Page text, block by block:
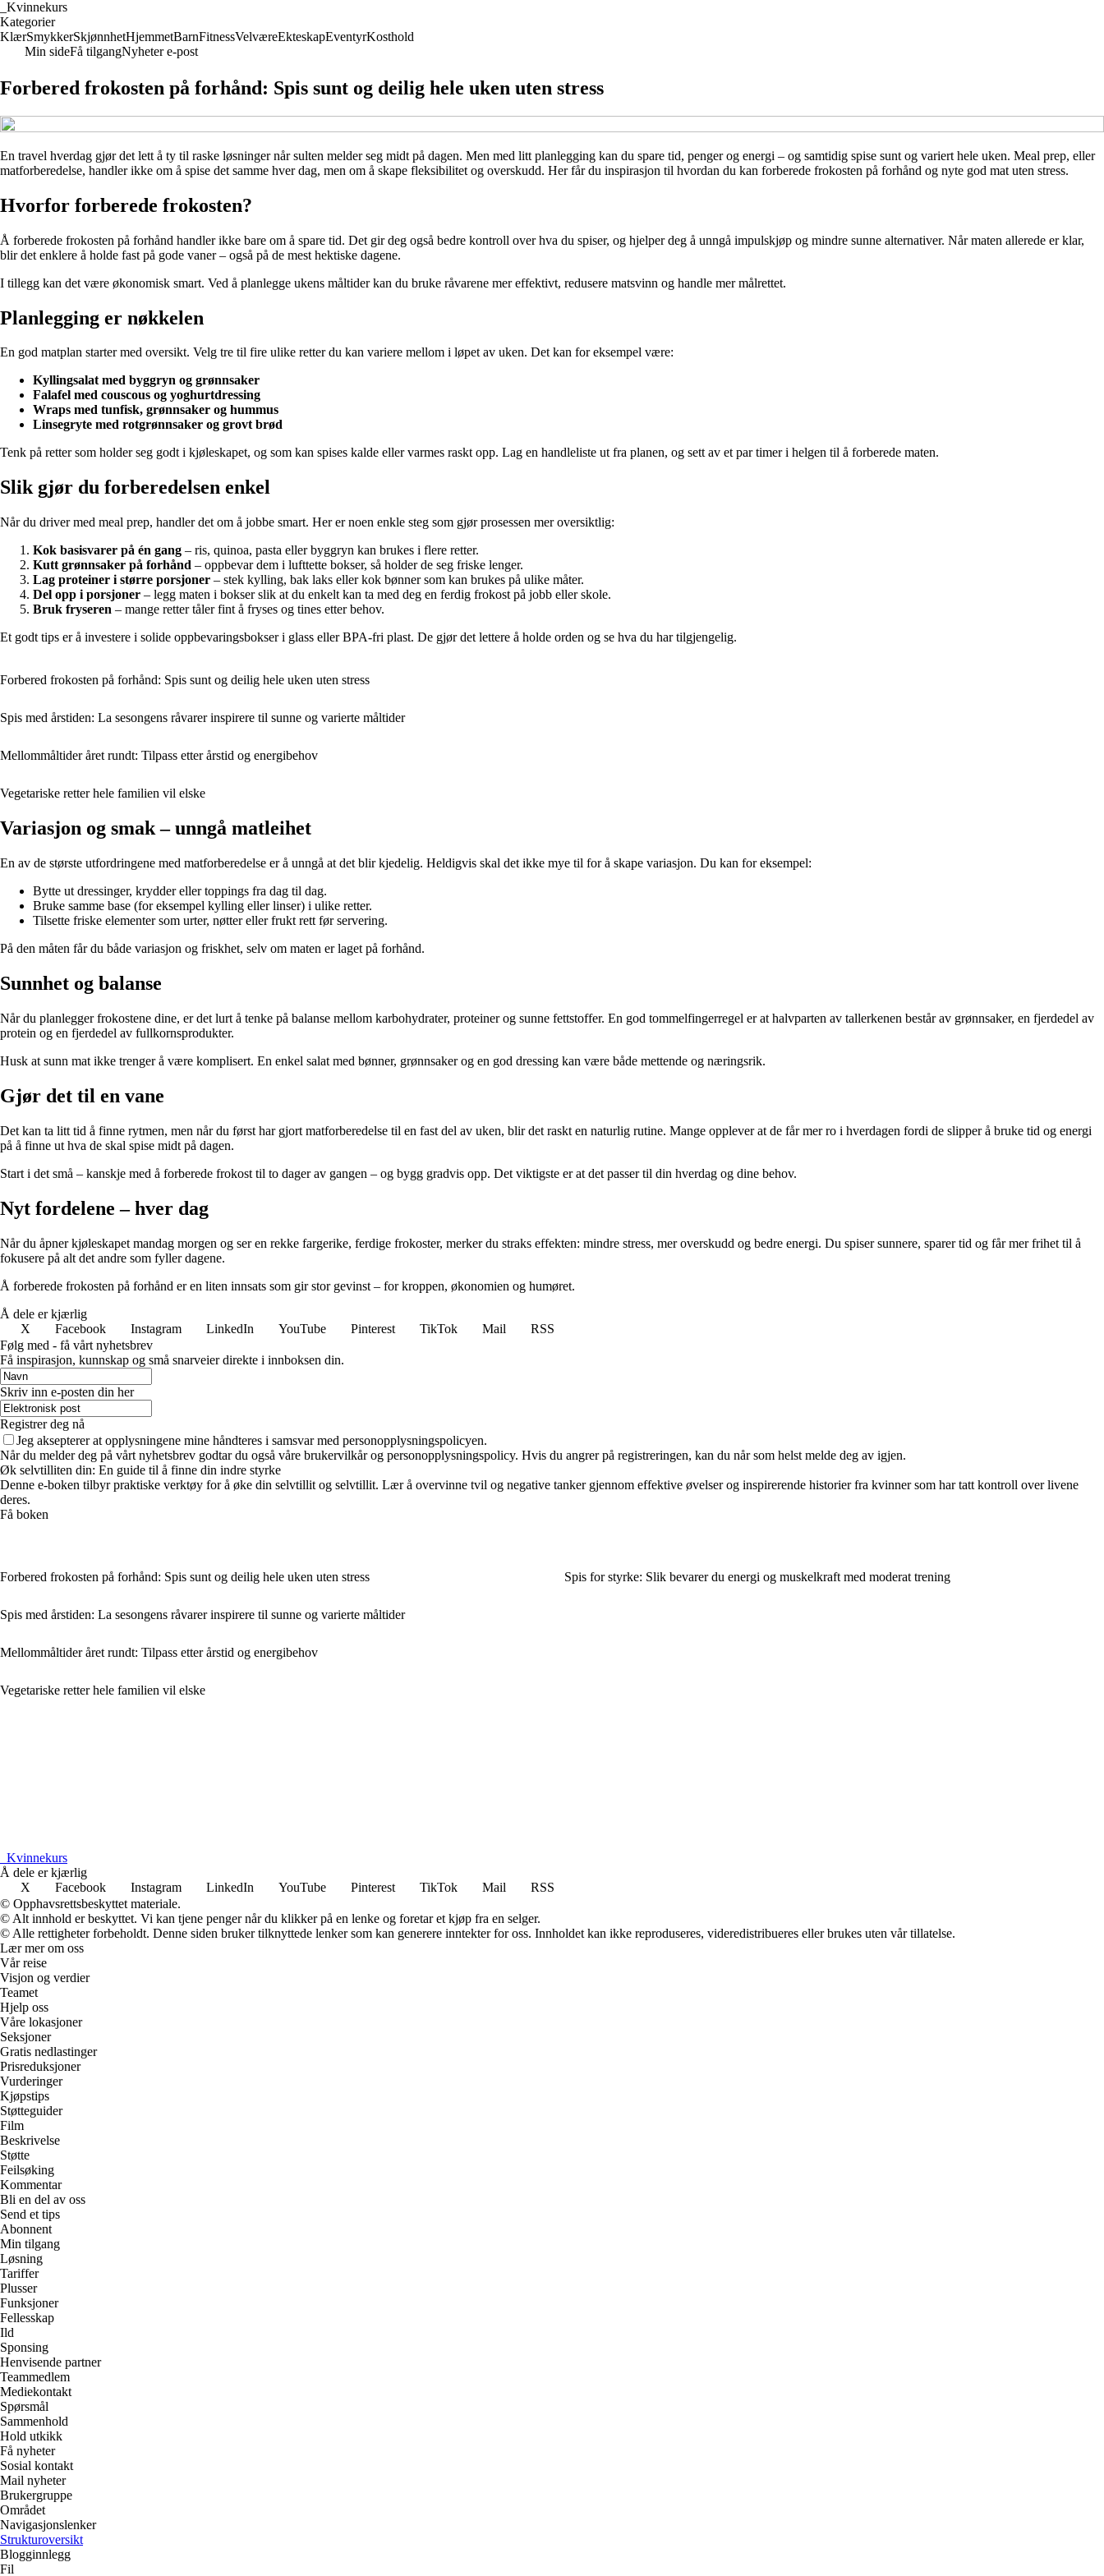
Kvinnekurs
Kategorier
KlærSmykkerSkjønnhetHjemmetBarnFitnessVelværeEkteskapEventyrKosthold
Min sideFå tilgangNyheter e-post
Forbered frokosten på forhånd: Spis sunt og deilig hele uken uten stress
En travel hverdag gjør det lett å ty til raske løsninger når sulten melder seg midt på dagen. Men med litt planlegging kan du spare tid, penger og energi – og samtidig spise sunt og variert hele uken. Meal prep, eller
matforberedelse, handler ikke om å spise det samme hver dag, men om å skape fleksibilitet og overskudd. Her får du inspirasjon til hvordan du kan forberede frokosten på forhånd og nyte god mat uten stress.
Hvorfor forberede frokosten?
Å forberede frokosten på forhånd handler ikke bare om å spare tid. Det gir deg også bedre kontroll over hva du spiser, og hjelper deg å unngå impulskjøp og mindre sunne alternativer. Når maten allerede er klar,
blir det enklere å holde fast på gode vaner – også på de mest hektiske dagene.
I tillegg kan det være økonomisk smart. Ved å planlegge ukens måltider kan du bruke råvarene mer effektivt, redusere matsvinn og handle mer målrettet.
Planlegging er nøkkelen
En god matplan starter med oversikt. Velg tre til fire ulike retter du kan variere mellom i løpet av uken. Det kan for eksempel være:
Kyllingsalat med byggryn og grønnsaker
Falafel med couscous og yoghurtdressing
Wraps med tunfisk, grønnsaker og hummus
Linsegryte med rotgrønnsaker og grovt brød
Tenk på retter som holder seg godt i kjøleskapet, og som kan spises kalde eller varmes raskt opp. Lag en handleliste ut fra planen, og sett av et par timer i helgen til å forberede maten.
Slik gjør du forberedelsen enkel
Når du driver med meal prep, handler det om å jobbe smart. Her er noen enkle steg som gjør prosessen mer oversiktlig:
Kok basisvarer på én gang – ris, quinoa, pasta eller byggryn kan brukes i flere retter.
Kutt grønnsaker på forhånd – oppbevar dem i lufttette bokser, så holder de seg friske lenger.
Lag proteiner i større porsjoner – stek kylling, bak laks eller kok bønner som kan brukes på ulike måter.
Del opp i porsjoner – legg maten i bokser slik at du enkelt kan ta med deg en ferdig frokost på jobb eller skole.
Bruk fryseren – mange retter tåler fint å fryses og tines etter behov.
Et godt tips er å investere i solide oppbevaringsbokser i glass eller BPA-fri plast. De gjør det lettere å holde orden og se hva du har tilgjengelig.
Forbered frokosten på forhånd: Spis sunt og deilig hele uken uten stress
Spis med årstiden: La sesongens råvarer inspirere til sunne og varierte måltider
Mellommåltider året rundt: Tilpass etter årstid og energibehov
Vegetariske retter hele familien vil elske
Variasjon og smak – unngå matleihet
En av de største utfordringene med matforberedelse er å unngå at det blir kjedelig. Heldigvis skal det ikke mye til for å skape variasjon. Du kan for eksempel:
Bytte ut dressinger, krydder eller toppings fra dag til dag.
Bruke samme base (for eksempel kylling eller linser) i ulike retter.
Tilsette friske elementer som urter, nøtter eller frukt rett før servering.
På den måten får du både variasjon og friskhet, selv om maten er laget på forhånd.
Sunnhet og balanse
Når du planlegger frokostene dine, er det lurt å tenke på balanse mellom karbohydrater, proteiner og sunne fettstoffer. En god tommelfingerregel er at halvparten av tallerkenen består av grønnsaker, en fjerdedel av
protein og en fjerdedel av fullkornsprodukter.
Husk at sunn mat ikke trenger å være komplisert. En enkel salat med bønner, grønnsaker og en god dressing kan være både mettende og næringsrik.
Gjør det til en vane
Det kan ta litt tid å finne rytmen, men når du først har gjort matforberedelse til en fast del av uken, blir det raskt en naturlig rutine. Mange opplever at de får mer ro i hverdagen fordi de slipper å bruke tid og energi
på å finne ut hva de skal spise midt på dagen.
Start i det små – kanskje med å forberede frokost til to dager av gangen – og bygg gradvis opp. Det viktigste er at det passer til din hverdag og dine behov.
Nyt fordelene – hver dag
Når du åpner kjøleskapet mandag morgen og ser en rekke fargerike, ferdige frokoster, merker du straks effekten: mindre stress, mer overskudd og bedre energi. Du spiser sunnere, sparer tid og får mer frihet til å
fokusere på alt det andre som fyller dagene.
Å forberede frokosten på forhånd er en liten innsats som gir stor gevinst – for kroppen, økonomien og humøret.
Å dele er kjærlig
X
Facebook Instagram LinkedIn YouTube Pinterest TikTok Mail
RSS
Følg med - få vårt nyhetsbrev
Få inspirasjon, kunnskap og små snarveier direkte i innboksen din.
Skriv inn e-posten din her
Registrer deg nå
Jeg aksepterer at opplysningene mine håndteres i samsvar med personopplysningspolicyen.
Når du melder deg på vårt nyhetsbrev godtar du også våre brukervilkår og personopplysningspolicy. Hvis du angrer på registreringen, kan du når som helst melde deg av igjen.
Øk selvtilliten din: En guide til å finne din indre styrke
Denne e-boken tilbyr praktiske verktøy for å øke din selvtillit og selvtillit. Lær å overvinne tvil og negative tanker gjennom effektive øvelser og inspirerende historier fra kvinner som har tatt kontroll over livene
deres.
Få boken
Forbered frokosten på forhånd: Spis sunt og deilig hele uken uten stress
Spis med årstiden: La sesongens råvarer inspirere til sunne og varierte måltider
Mellommåltider året rundt: Tilpass etter årstid og energibehov
Vegetariske retter hele familien vil elske
Spis for styrke: Slik bevarer du energi og muskelkraft med moderat trening
Kvinnekurs
Å dele er kjærlig
X
Facebook Instagram LinkedIn YouTube Pinterest TikTok Mail
RSS
© Opphavsrettsbeskyttet materiale.
© Alt innhold er beskyttet. Vi kan tjene penger når du klikker på en lenke og foretar et kjøp fra en selger.
© Alle rettigheter forbeholdt. Denne siden bruker tilknyttede lenker som kan generere inntekter for oss. Innholdet kan ikke reproduseres, videredistribueres eller brukes uten vår tillatelse.
Lær mer om oss
Vår reise
Visjon og verdier
Teamet
Hjelp oss
Våre lokasjoner
Seksjoner
Gratis nedlastinger
Prisreduksjoner
Vurderinger
Kjøpstips
Støtteguider
Film
Beskrivelse
Støtte
Feilsøking
Kommentar
Bli en del av oss
Send et tips
Abonnent
Min tilgang
Løsning
Tariffer
Plusser
Funksjoner
Fellesskap
Ild
Sponsing
Henvisende partner
Teammedlem
Mediekontakt
Spørsmål
Sammenhold
Hold utkikk
Få nyheter
Sosial kontakt
Mail nyheter
Brukergruppe
Området
Navigasjonslenker
Strukturoversikt
Blogginnlegg
Fil